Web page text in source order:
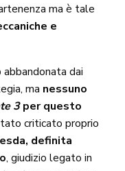
ma è tale
e
dai
ma nessuno
3per questo
criticato proprio
definita
, giudizio legato in